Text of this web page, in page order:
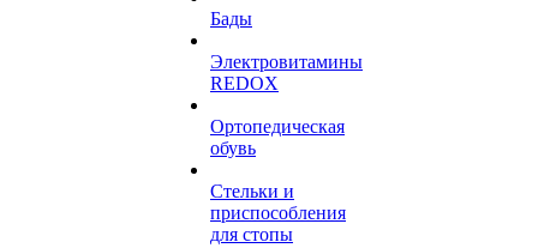
Бады
Электровитамины
REDOX
Ортопедическая
обувь
Стельки и
приспособления
для стопы